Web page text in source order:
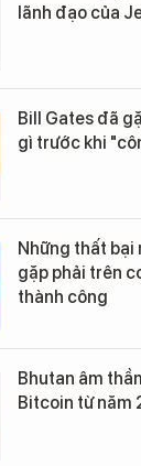
lãnh đạo của
Bill Gates đã
gì trước khi
Những thất bại
gặp phải trên
thành công
Bhutan âm
Bitcoin từ năm